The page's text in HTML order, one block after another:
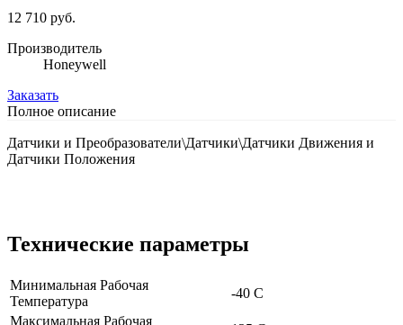
12 710 руб.
Производитель
Honeywell
Заказать
Полное описание
Датчики и Преобразователи\Датчики\Датчики Движения и
Датчики Положения
Технические параметры
Минимальная Рабочая
Температура
-40 C
Максимальная Рабочая